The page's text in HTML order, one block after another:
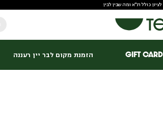
כולל ת"א ומה שבין לבין
Gift Card הזמנת מקום לבר יין רעננה